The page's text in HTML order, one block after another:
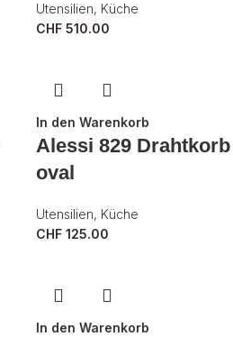
Utensilien, Küche
CHF 510.00
In den Warenkorb
Alessi 829 Drahtkorb
oval
Utensilien, Küche
CHF 125.00
In den Warenkorb